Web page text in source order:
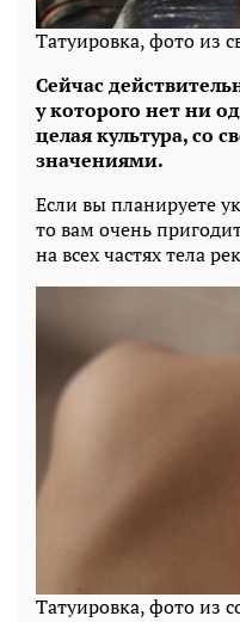
Татуировка, фото из
Сейчас
у которого нет ни
целая культура, со
значениями.
Если вы планируете
то вам очень
на всех частях тела
Татуировка, фото из